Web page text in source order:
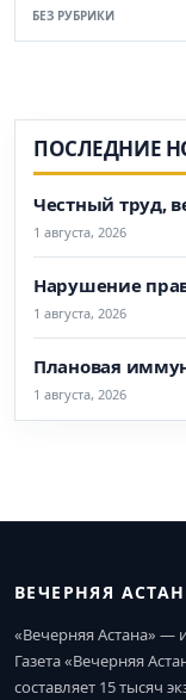
БЕЗ РУБРИКИ
ПОСЛЕДНИЕ
Честный труд,
1 августа, 2026
Нарушение
1 августа, 2026
Плановая
1 августа, 2026
ВЕЧЕРНЯЯ
«Вечерняя Астана» —
Газета «Вечерняя
составляет 15 тысяч